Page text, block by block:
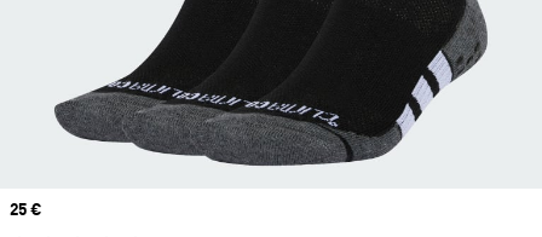
Prix
25 €